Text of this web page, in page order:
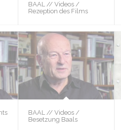
BAAL // Videos /
Rezeption des Films
BAAL // Videos /
Besetzung Baals